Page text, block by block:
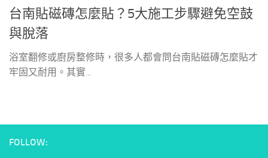
台南貼磁磚怎麼貼？5大施工步驟避免空鼓
與脫落
浴室翻修或廚房整修時，很多人都會問台南貼磁磚怎麼貼才
牢固又耐用。其實...
FOLLOW: